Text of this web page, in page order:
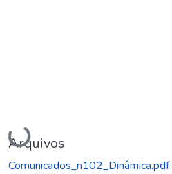
Carregando...
Arquivos
Comunicados_n102_Dinâmica.pdf